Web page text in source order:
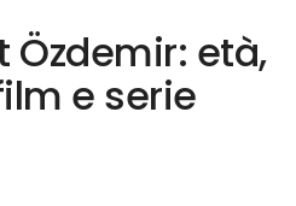
Özdemir: età,
e serie